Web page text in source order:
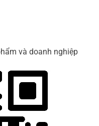
và doanh nghiệp